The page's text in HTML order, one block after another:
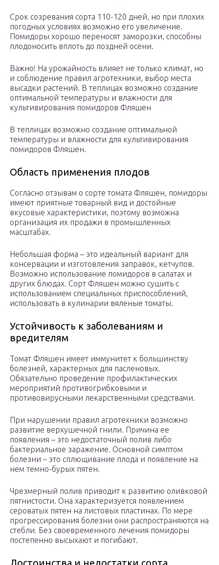
Срок созревания сорта 110-120 дней, но при плохих
погодных условиях возможно его увеличение.
Помидоры хорошо переносят заморозки, способны
плодоносить вплоть до поздней осени.
Важно! На урожайность влияет не только климат, но
и соблюдение правил агротехники, выбор места
высадки растений. В теплицах возможно создание
оптимальной температуры и влажности для
культивирования помидоров Фляшен
В теплицах возможно создание оптимальной
температуры и влажности для культивирования
помидоров Фляшен.
Область применения плодов
Согласно отзывам о сорте томата Фляшен, помидоры
имеют приятные товарный вид и достойные
вкусовые характеристики, поэтому возможна
организация их продажи в промышленных
масштабах.
Небольшая форма – это идеальный вариант для
консервации и изготовления заправок, кетчупов.
Возможно использование помидоров в салатах и
других блюдах. Сорт Фляшен можно сушить с
использованием специальных приспособлений,
использовать в кулинарии вяленые томаты.
Устойчивость к заболеваниям и
вредителям
Томат Фляшен имеет иммунитет к большинству
болезней, характерных для пасленовых.
Обязательно проведение профилактических
мероприятий противогрибковыми и
противовирусными лекарственными средствами.
При нарушении правил агротехники возможно
развитие верхушечной гнили. Причина ее
появления – это недостаточный полив либо
бактериальное заражение. Основной симптом
болезни – это сплющивание плода и появление на
нем темно-бурых пятен.
Чрезмерный полив приводит к развитию оливковой
пятнистости. Она характеризуется появлением
сероватых пятен на листовых пластинах. По мере
прогрессирования болезни они распространяются на
стебли. Без своевременного лечения помидоры
постепенно высыхают и погибают.